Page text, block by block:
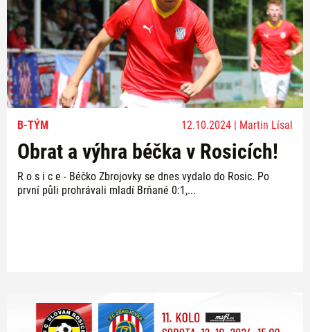
B-TÝM 12.10.2024 | Martin Lísal
Obrat a výhra béčka v Rosicích!
R o s i c e - Béčko Zbrojovky se dnes vydalo do Rosic. Po
první půli prohrávali mladí Brňané 0:1,...